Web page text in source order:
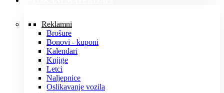
Reklamni
Brošure
Bonovi - kuponi
Kalendari
Knjige
Letci
Naljepnice
Oslikavanje vozila